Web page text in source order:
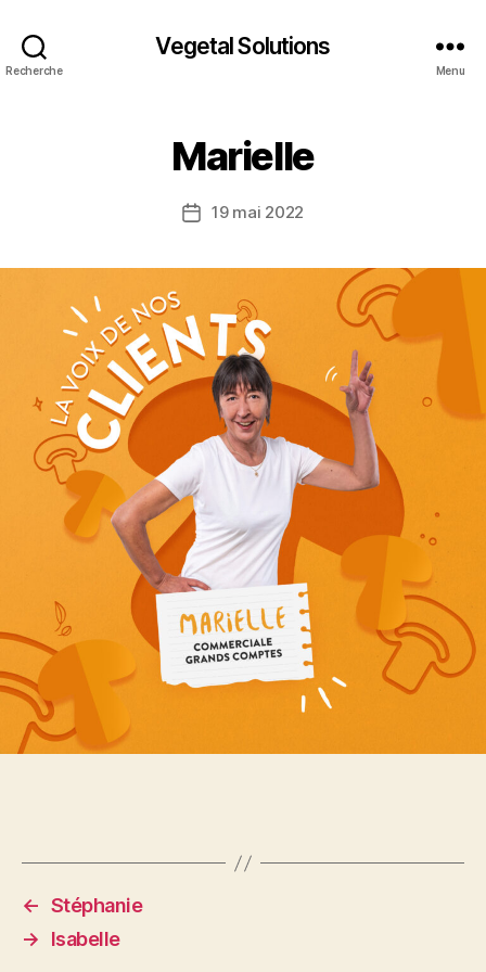
Recherche
Vegetal Solutions
Menu
Marielle
Date19 mai 2022
← Stéphanie
→
Isabelle